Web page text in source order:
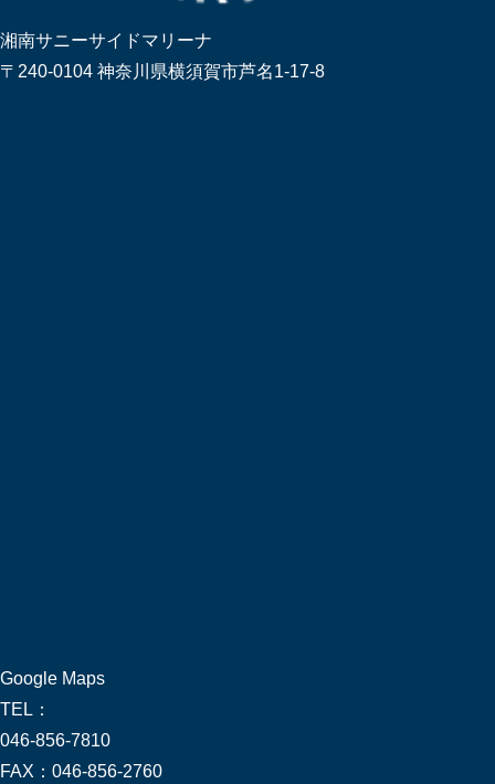
湘南サニーサイドマリーナ
〒240-0104 神奈川県横須賀市芦名1-17-8
Google Maps
TEL：
046-856-7810
FAX： 046-856-2760